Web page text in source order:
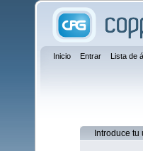
Inicio Entrar Lista de
Introduce